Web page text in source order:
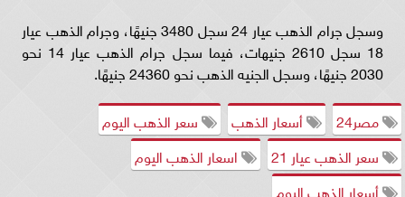
وسجل جرام الذهب عيار 24 سجل 3480 جنيهًا، وجرام الذهب عيار
18 سجل 2610 جنيهات، فيما سجل جرام الذهب عيار 14 نحو
2030 جنيهًا، وسجل الجنيه الذهب نحو 24360 جنيهًا.
مصر24
أسعار الذهب
سعر الذهب اليوم
سعر الذهب عيار 21
اسعار الذهب اليوم
أسعار الذهب اليوم